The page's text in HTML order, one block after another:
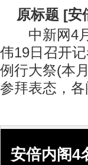
原标题 [安
中新网4月
伟19日召开
例行大祭(本
参拜表态，
安倍内阁4